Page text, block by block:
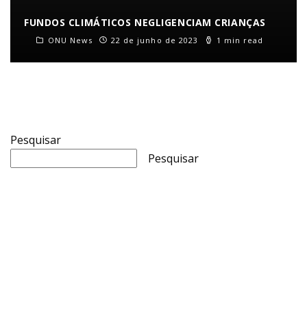
FUNDOS CLIMÁTICOS NEGLIGENCIAM CRIANÇAS
ONU News 22 de junho de 2023 1 min read
Pesquisar
Pesquisar